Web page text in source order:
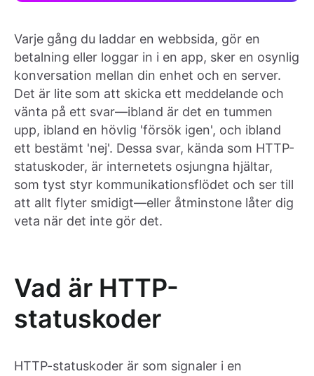
Varje gång du laddar en webbsida, gör en
betalning eller loggar in i en app, sker en osynlig
konversation mellan din enhet och en server.
Det är lite som att skicka ett meddelande och
vänta på ett svar—ibland är det en tummen
upp, ibland en hövlig 'försök igen', och ibland
ett bestämt 'nej'. Dessa svar, kända som HTTP-
statuskoder, är internetets osjungna hjältar,
som tyst styr kommunikationsflödet och ser till
att allt flyter smidigt—eller åtminstone låter dig
veta när det inte gör det.
Vad är HTTP-
statuskoder
HTTP-statuskoder är som signaler i en